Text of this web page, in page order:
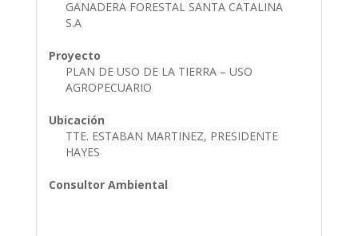
GANADERA FORESTAL SANTA CATALINA
S.A
Proyecto
PLAN DE USO DE LA TIERRA – USO
AGROPECUARIO
Ubicación
TTE. ESTABAN MARTINEZ, PRESIDENTE
HAYES
Consultor Ambiental